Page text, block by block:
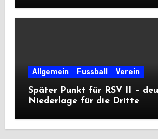
Allgemein Fussball Verein
Später Punkt für RSV II –
Niederlage für die Dritte